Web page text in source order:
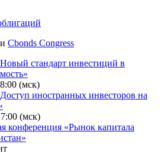
Cbonds Congress
стандарт инвестиций в
(мск)
иностранных инвесторов на
(мск)
конференция «Рынок капитала